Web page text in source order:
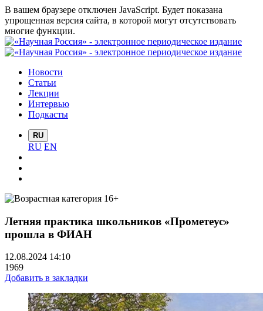
В вашем браузере отключен JavaScript. Будет показана
упрощенная версия сайта, в которой могут отсутствовать
многие функции.
Новости
Статьи
Лекции
Интервью
Подкасты
RU
RU EN
Летняя практика школьников «Прометеус»
прошла в ФИАН
12.08.2024 14:10
1969
Добавить в закладки